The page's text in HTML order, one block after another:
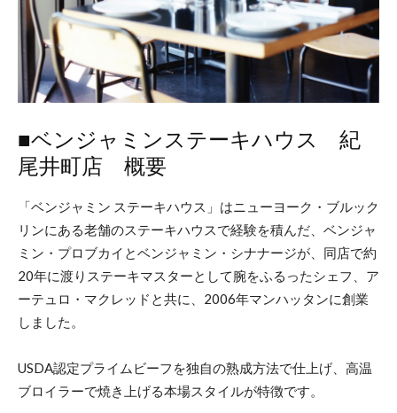
■ベンジャミンステーキハウス 紀
尾井町店 概要
「ベンジャミン ステーキハウス」はニューヨーク・ブルック
リンにある老舗のステーキハウスで経験を積んだ、ベンジャ
ミン・プロブカイとベンジャミン・シナナージが、同店で約
20年に渡りステーキマスターとして腕をふるったシェフ、ア
ーテュロ・マクレッドと共に、2006年マンハッタンに創業
しました。
USDA認定プライムビーフを独自の熟成方法で仕上げ、高温
ブロイラーで焼き上げる本場スタイルが特徴です。